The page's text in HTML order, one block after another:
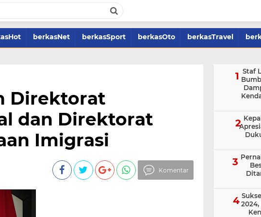
berkasNet berkasSport berkasOto berkasTravel
Direktorat
dan Direktorat
Imigrasi
Komentar
Staf